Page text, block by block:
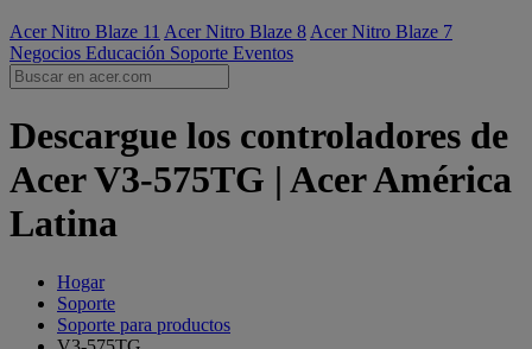
Acer Nitro Blaze 11 Acer Nitro Blaze 8 Acer Nitro Blaze 7
Negocios Educación Soporte Eventos
Descargue los controladores de
Acer V3-575TG | Acer América
Latina
Hogar
Soporte
Soporte para productos